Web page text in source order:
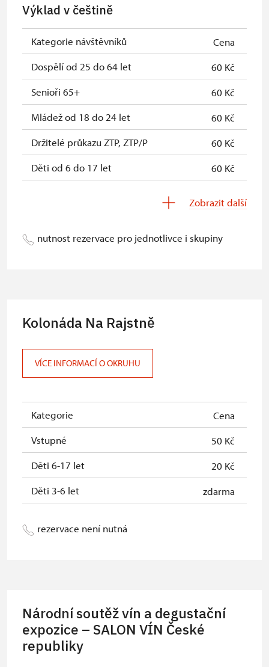
NPÚ
Jednorázové vstupenky vydané NPÚ
zdarma
Průkaz zaměstnance NPÚ (+ až 3
rodinní příslušníci)
zdarma
Průkaz Náš člověk *
zdarma
* Platí pouze pro jednu osobu
(držitele průkazu)
Výklad v češtině
Kategorie návštěvníků
Cena
Dospělí od 25 do 64 let
60 Kč
Senioři 65+
60 Kč
Mládež od 18 do 24 let
60 Kč
Držitelé průkazu ZTP, ZTP/P
60 Kč
Děti od 6 do 17 let
60 Kč
Pedagogický dozor (pro školní
zdarma
Karta zaměstnance s QR kódem MK
ČR *
Průkaz ICOMOS *
Celoroční volné vstupenky vydané
NPÚ
zdarma
Jednorázové vstupenky vydané NPÚ
zdarma
Průkaz zaměstnance NPÚ (+ až 3
rodinní příslušníci)
zdarma
Průkaz Náš člověk *
zdarma
* Platí pouze pro jednu osobu
Zobrazit další
nutnost rezervace pro jednotlivce i skupiny
Kolonáda Na Rajstně
VÍCE INFORMACÍ O OKRUHU
Kategorie
Cena
Vstupné
50 Kč
Děti 6-17 let
20 Kč
Děti 3-6 let
zdarma
rezervace není nutná
Národní soutěž vín a degustační
expozice – SALON VÍN České
republiky